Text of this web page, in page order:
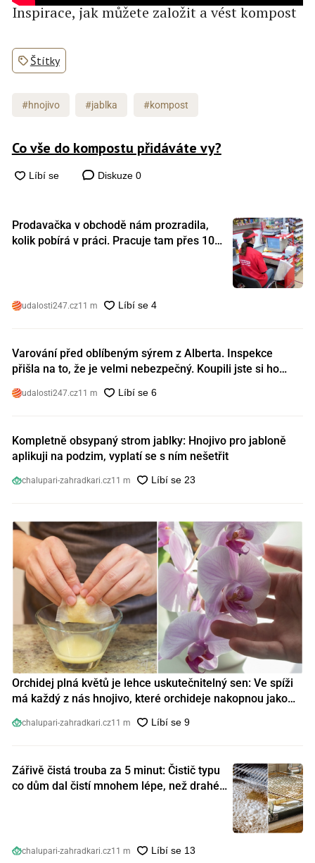
Inspirace, jak můžete založit a vést kompost
Štítky
#hnojivo #jablka #kompost
Co vše do kompostu přidáváte vy?
Diskuze 0
Prodavačka v obchodě nám prozradila,
kolik pobírá v práci. Pracuje tam přes 10
udalosti247.cz11 m
Varování před oblíbeným sýrem z Alberta. Inspekce
přišla na to, že je velmi nebezpečný. Koupili jste si ho
udalosti247.cz11 m
Kompletně obsypaný strom jablky: Hnojivo pro jabloně
aplikuji na podzim, vyplatí se s ním nešetřit
chalupari-zahradkari.cz11 m
Orchidej plná květů je lehce uskutečnitelný sen: Ve spíži
má každý z nás hnojivo, které orchideje nakopnou jako
chalupari-zahradkari.cz11 m
Zářivě čistá trouba za 5 minut: Čistič typu
co dům dal čistí mnohem lépe, než drahé
chalupari-zahradkari.cz11 m